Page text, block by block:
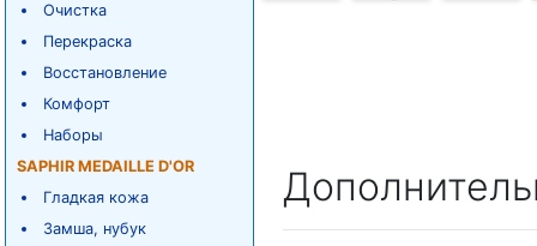
Очистка
Перекраска
Восстановление
Комфорт
Наборы
SAPHIR MEDAILLE D'OR
Гладкая кожа
Замша, нубук